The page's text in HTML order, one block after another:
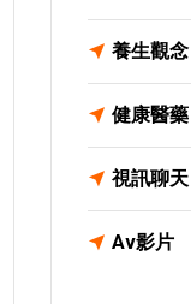
養生觀念
健康醫藥
視訊聊天
Av影片